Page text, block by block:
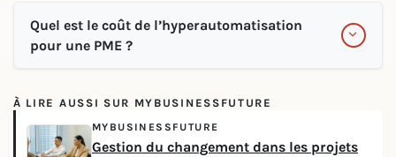
Quel est le coût de l’hyperautomatisation
pour une PME ?
À LIRE AUSSI SUR MYBUSINESSFUTURE
MYBUSINESSFUTURE
Gestion du changement dans les projets